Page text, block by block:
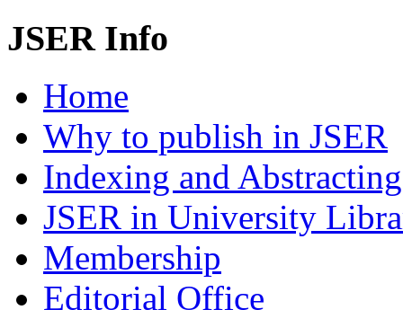
JSER Info
Home
Why to publish in JSER
Indexing and Abstracting
JSER in University
Membership
Editorial Office